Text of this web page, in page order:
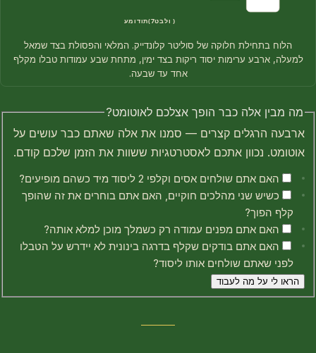
טבלו (7 עמודות)
הלוח בתחילת חלוקה של סוליטר קלונדייק. המלאי והפסולת בצד שמאל
למעלה, ארבע ערימות יסוד ריקות בצד ימין, מתחת שבע עמודות טבלו מקלף
אחד עד שבעה.
מה מבין אלה כבר הופך אצלכם לאוטומט?
ארבעה הרגלים קצרים — סמנו את אלה שאתם כבר עושים על
אוטומט. נכוון אתכם לאסטרטגיות ששוות את הזמן שלכם קודם.
האם אתם שולחים אסים וקלפי 2 ליסוד מיד כשהם מופיעים?
כשיש שני מהלכים חוקיים, האם אתם בוחרים את זה שהופך
קלף הפוך?
האם אתם מפנים עמודה רק כשמלך מוכן למלא אותה?
האם אתם בודקים שקלף בדרגה בינונית לא יידרש על הטבלו
לפני שאתם שולחים אותו ליסוד?
הראו לי על מה לעבוד